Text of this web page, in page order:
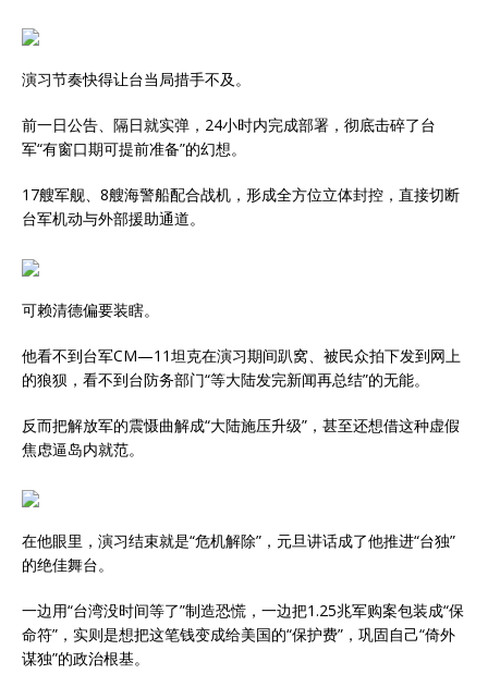
演习节奏快得让台当局措手不及。
前一日公告、隔日就实弹，24小时内完成部署，彻底击碎了台
军“有窗口期可提前准备”的幻想。
17艘军舰、8艘海警船配合战机，形成全方位立体封控，直接切断
台军机动与外部援助通道。
可赖清德偏要装瞎。
他看不到台军CM—11坦克在演习期间趴窝、被民众拍下发到网上
的狼狈，看不到台防务部门“等大陆发完新闻再总结”的无能。
反而把解放军的震慑曲解成“大陆施压升级”，甚至还想借这种虚假
焦虑逼岛内就范。
在他眼里，演习结束就是“危机解除”，元旦讲话成了他推进“台独”
的绝佳舞台。
一边用“台湾没时间等了”制造恐慌，一边把1.25兆军购案包装成“保
命符”，实则是想把这笔钱变成给美国的“保护费”，巩固自己“倚外
谋独”的政治根基。